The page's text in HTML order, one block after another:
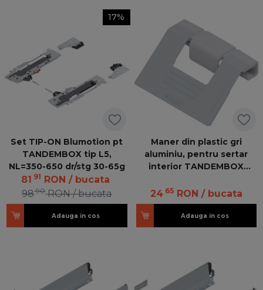
17%
Set TIP-ON Blumotion pt
TANDEMBOX tip L5,
NL=350-650 dr/stg 30-65g
81 91 RON / bucata
9890 RON / bucata
Adauga in cos
Maner din plastic gri
aluminiu, pentru sertar
interior TANDEMBOX
GRIFF V25 WGR
24 65 RON / bucata
Adauga in cos